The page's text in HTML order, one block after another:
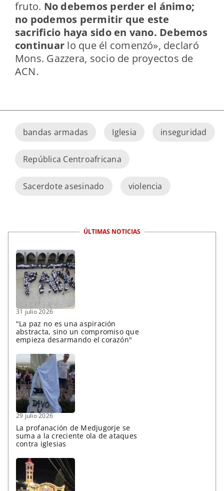
fruto. No debemos perder el ánimo;
no podemos permitir que este
sacrificio haya sido en vano. Debemos
continuar lo que él comenzó», declaró
Mons. Gazzera, socio de proyectos de
ACN.
bandas armadas Iglesia inseguridad
República Centroafricana
Sacerdote asesinado violencia
ÚLTIMAS NOTICIAS
31 julio 2026
"La paz no es una aspiración
abstracta, sino un compromiso que
empieza desarmando el corazón"
29 julio 2026
La profanación de Medjugorje se
suma a la creciente ola de ataques
contra iglesias